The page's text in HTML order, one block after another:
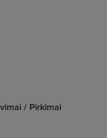
/ Pirkimai